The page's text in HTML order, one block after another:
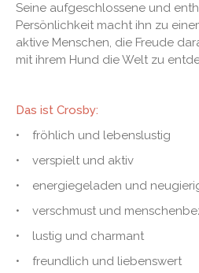
Seine aufgeschlossene und
Persönlichkeit macht ihn zu
aktive Menschen, die Freude
mit ihrem Hund die Welt zu
Das ist Crosby:
• fröhlich und lebenslustig
• verspielt und aktiv
• energiegeladen und
• verschmust und
• lustig und charmant
• freundlich und liebenswert